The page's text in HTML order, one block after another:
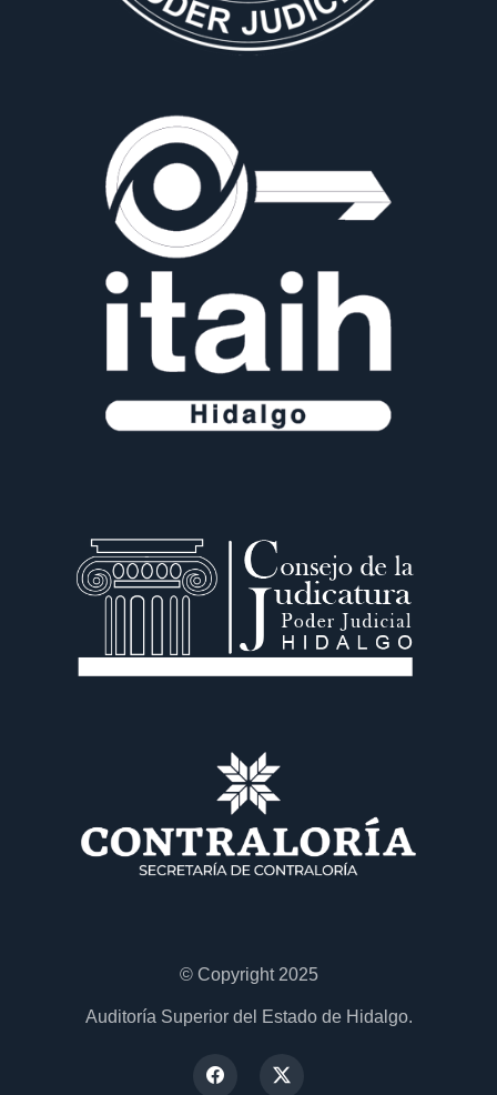
© Copyright 2025
Auditoría Superior del Estado de Hidalgo.